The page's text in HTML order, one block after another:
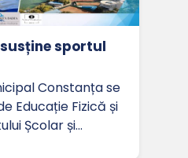
sportul
Constanța se
Educație Fizică și
Școlar și…